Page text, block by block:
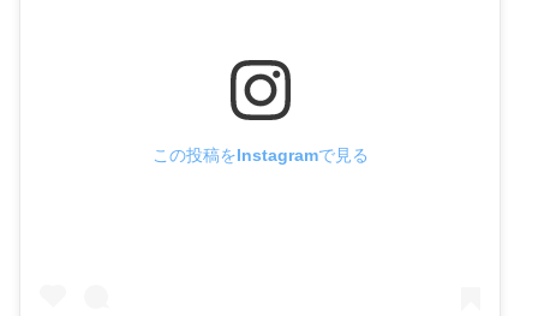
この投稿をInstagramで見る